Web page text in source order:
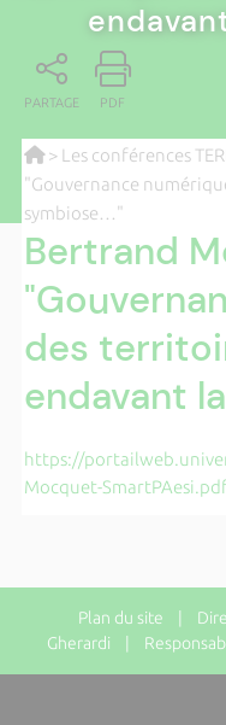
PARTAGE PDF
> Les conférences
"Gouvernance
symbiose…"
Bertrand
des
endavant
https://
Mocquet-
Plan du site |
Gherardi |